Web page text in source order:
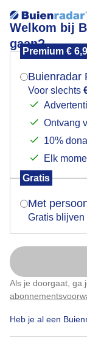
Welkom bij
gaan?
Premium €
Buienradar
Voor slechts
Ontvang
10%
Elk
Gratis
Met
Gratis blijven
Als je doorgaat, ga
Heb je al een
Jonge
Jonge
beetje dons.
Door: Trudy Fortuijn
Mogen
Indien je hier
verschijnt er